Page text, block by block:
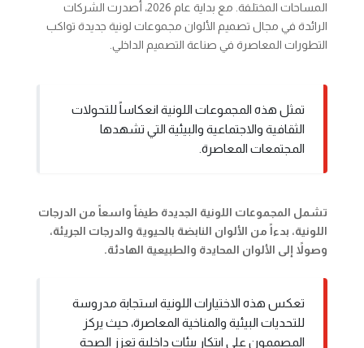
المساحات المختلفة. مع بداية عام 2026، أصدرت الشركات
الرائدة في مجال تصميم الألوان مجموعات لونية جديدة تواكب
التطورات المعاصرة في صناعة التصميم الداخلي.
تمثل هذه المجموعات اللونية انعكاساً للتحولات
الثقافية والاجتماعية والبيئية التي تشهدها
المجتمعات المعاصرة.
تشمل المجموعات اللونية الجديدة طيفاً واسعاً من الدرجات
اللونية، بدءاً من الألوان النابضة بالحيوية والدرجات الجريئة،
وصولاً إلى الألوان المحايدة والطبيعية الهادئة.
تعكس هذه الاختيارات اللونية استجابة مدروسة
للتحديات البيئية والمناخية المعاصرة، حيث يركز
المصممون على ابتكار بيئات داخلية تعزز الصحة